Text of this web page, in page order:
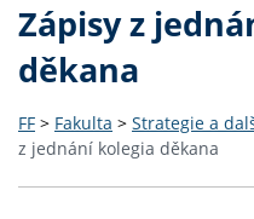
Zápisy z
děkana
FF > Fakulta > Strategie a
z jednání kolegia děkana